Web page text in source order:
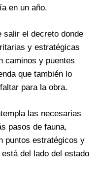
en un año.
salir el decreto donde
y estratégicas
caminos y puentes
que también lo
para la obra.
las necesarias
pasos de fauna,
puntos estratégicos y
del lado del estado